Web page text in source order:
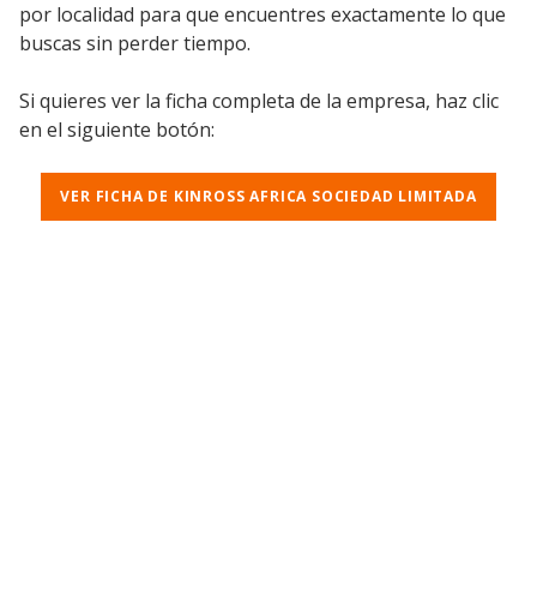
por localidad para que encuentres exactamente lo que
buscas sin perder tiempo.
Si quieres ver la ficha completa de la empresa, haz clic
en el siguiente botón:
VER FICHA DE KINROSS AFRICA SOCIEDAD LIMITADA